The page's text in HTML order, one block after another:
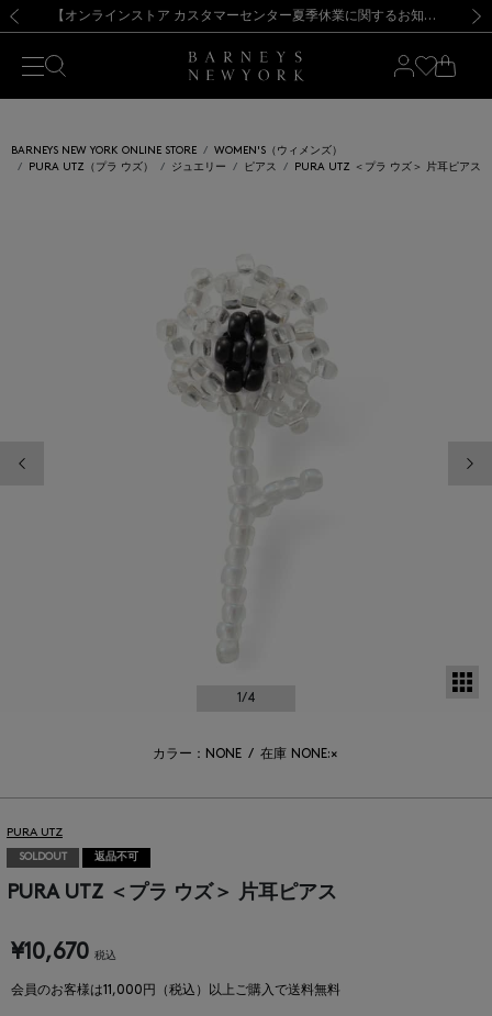
新規登録のお客様も対象！＜MY BARNEYS＞会員のお客様は11,000円（税込）以上のお買上げで常時送料無料！お買い物の際は会員登録を！
【夏季休業に伴う出荷一時停止のお知らせ】(2026.8.7) 【オンラインストア カスタマーセンター夏季休業に関するお知らせ】（2026.8.7）
【夏季休業に伴う返品・交換承り一時停止のお知らせ】（2026.8.5）
熊本県を中心とした地震の影響によるお荷物のお届けについて
【開催中】SUMMER SALEのご案内・ご注意事項 新規登録のお客様も対象！＜MY BARNEYS＞会員のお客様は11,000円（税込）以上のお買上げで常時送料無料！お買い物の際は会員登録を！
【夏季休業に伴う出荷一時停止のお知らせ】(2026.8.7)
BARNEYS NEW YORK ONLINE STORE
WOMEN'S（ウィメンズ）
PURA UTZ（プラ ウズ）
ジュエリー ピアス PURA UTZ ＜プラ ウズ＞ 片耳ピアス
1/4
カラー：NONE / 在庫 NONE:×
PURA UTZ
SOLDOUT 返品不可
PURA UTZ ＜プラ ウズ＞ 片耳ピアス
¥10,670 税込
会員のお客様は11,000円（税込）以上ご購入で送料無料